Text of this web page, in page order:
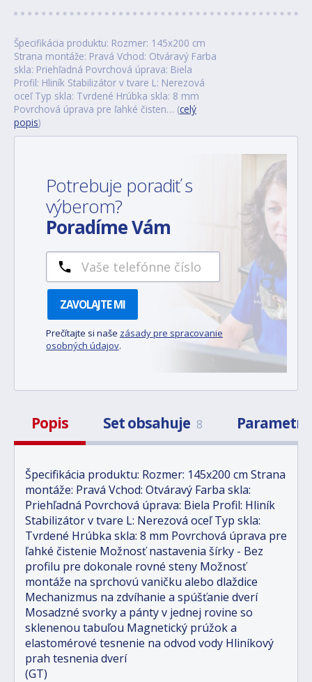
Špecifikácia produktu: Rozmer: 145x200 cm
Strana montáže: Pravá Vchod: Otváravý Farba
skla: Priehľadná Povrchová úprava: Biela
Profil: Hliník Stabilizátor v tvare L: Nerezová
oceľ Typ skla: Tvrdené Hrúbka skla: 8 mm
Povrchová úprava pre ľahké čisten… (celý
popis)
Potrebuje poradiť s
výberom?
Poradíme Vám
ZAVOLAJTE MI
Prečítajte si naše zásady pre spracovanie
osobných údajov.
Popis Set obsahuje 8 Parametre
Špecifikácia produktu: Rozmer: 145x200 cm Strana
montáže: Pravá Vchod: Otváravý Farba skla:
Priehľadná Povrchová úprava: Biela Profil: Hliník
Stabilizátor v tvare L: Nerezová oceľ Typ skla:
Tvrdené Hrúbka skla: 8 mm Povrchová úprava pre
ľahké čistenie Možnosť nastavenia šírky - Bez
profilu pre dokonale rovné steny Možnosť
montáže na sprchovú vaničku alebo dlaždice
Mechanizmus na zdvíhanie a spúšťanie dverí
Mosadzné svorky a pánty v jednej rovine so
sklenenou tabuľou Magnetický prúžok a
elastomérové tesnenie na odvod vody Hliníkový
prah tesnenia dverí
(GT)